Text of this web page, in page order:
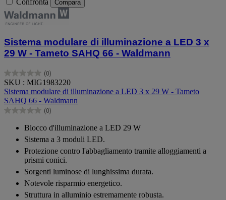
Compara
Sistema modulare di illuminazione a LED 3 x
29 W - Tameto SAHQ 66 - Waldmann
(0)
0.0
su
5
stelle.
SKU : MIG1983220
Sistema modulare di illuminazione a LED 3 x 29 W - Tameto
SAHQ 66 - Waldmann
(0)
0.0
stelle.
Blocco d'illuminazione a LED 29 W
Sistema a 3 moduli LED.
Protezione contro l'abbagliamento tramite alloggiamenti a
prismi conici.
Sorgenti luminose di lunghissima durata.
Notevole risparmio energetico.
Struttura in alluminio estremamente robusta.